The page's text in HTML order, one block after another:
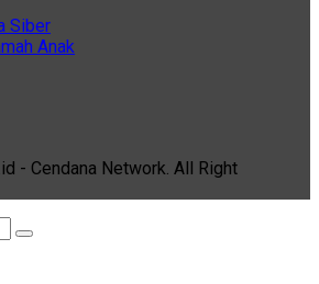
Siber
Anak
- Cendana Network. All Right